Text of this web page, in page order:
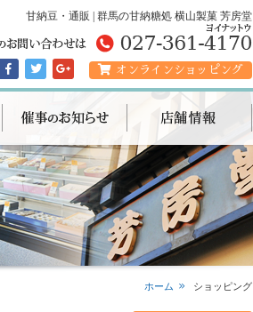
甘納豆・通販 | 群馬の甘納糖処 横山製菓 芳房堂
オンラインショッピング
ホーム ショッピング